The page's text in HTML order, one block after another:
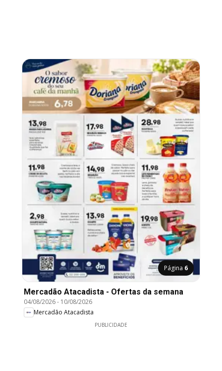
Página 6
Mercadão Atacadista - Ofertas da semana
04/08/2026- 10/08/2026
Mercadão Atacadista
PUBLICIDADE